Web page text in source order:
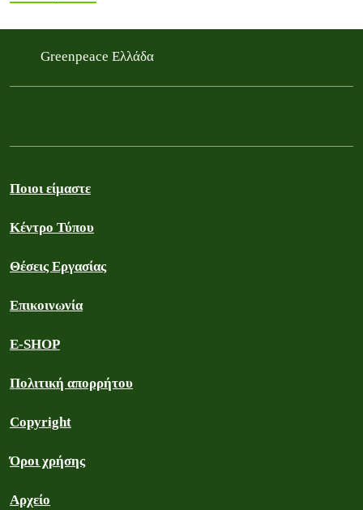
Greenpeace Ελλάδα
Ποιοι είμαστε
Κέντρο Τύπου
Θέσεις Εργασίας
Επικοινωνία
E-SHOP
Πολιτική απορρήτου
Copyright
Όροι χρήσης
Αρχείο